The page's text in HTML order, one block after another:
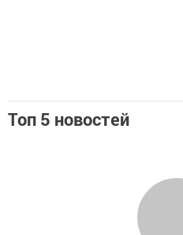
Топ 5 новостей